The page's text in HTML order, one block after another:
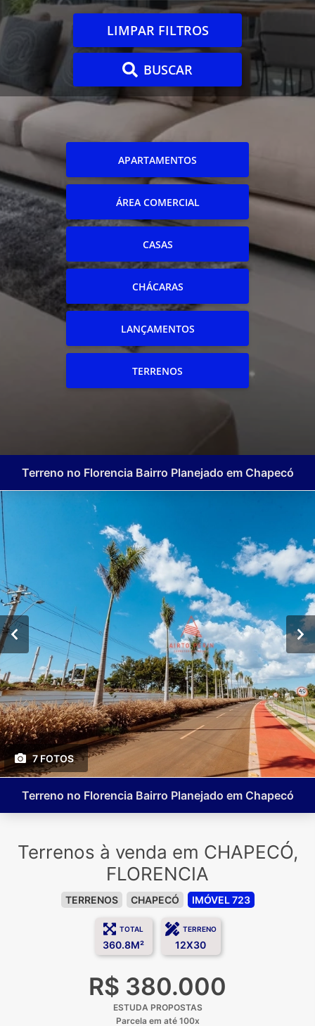
LIMPAR FILTROS
BUSCAR
APARTAMENTOS
ÁREA COMERCIAL
CASAS
CHÁCARAS
LANÇAMENTOS
TERRENOS
Terreno no Florencia Bairro Planejado em Chapecó
7 FOTOS
Terreno no Florencia Bairro Planejado em Chapecó
Terrenos à venda em CHAPECÓ,
FLORENCIA
TERRENOS CHAPECÓ IMÓVEL 723
TOTAL
360.8M²
TERRENO
12X30
R$ 380.000
ESTUDA PROPOSTAS
Parcela em até 100x